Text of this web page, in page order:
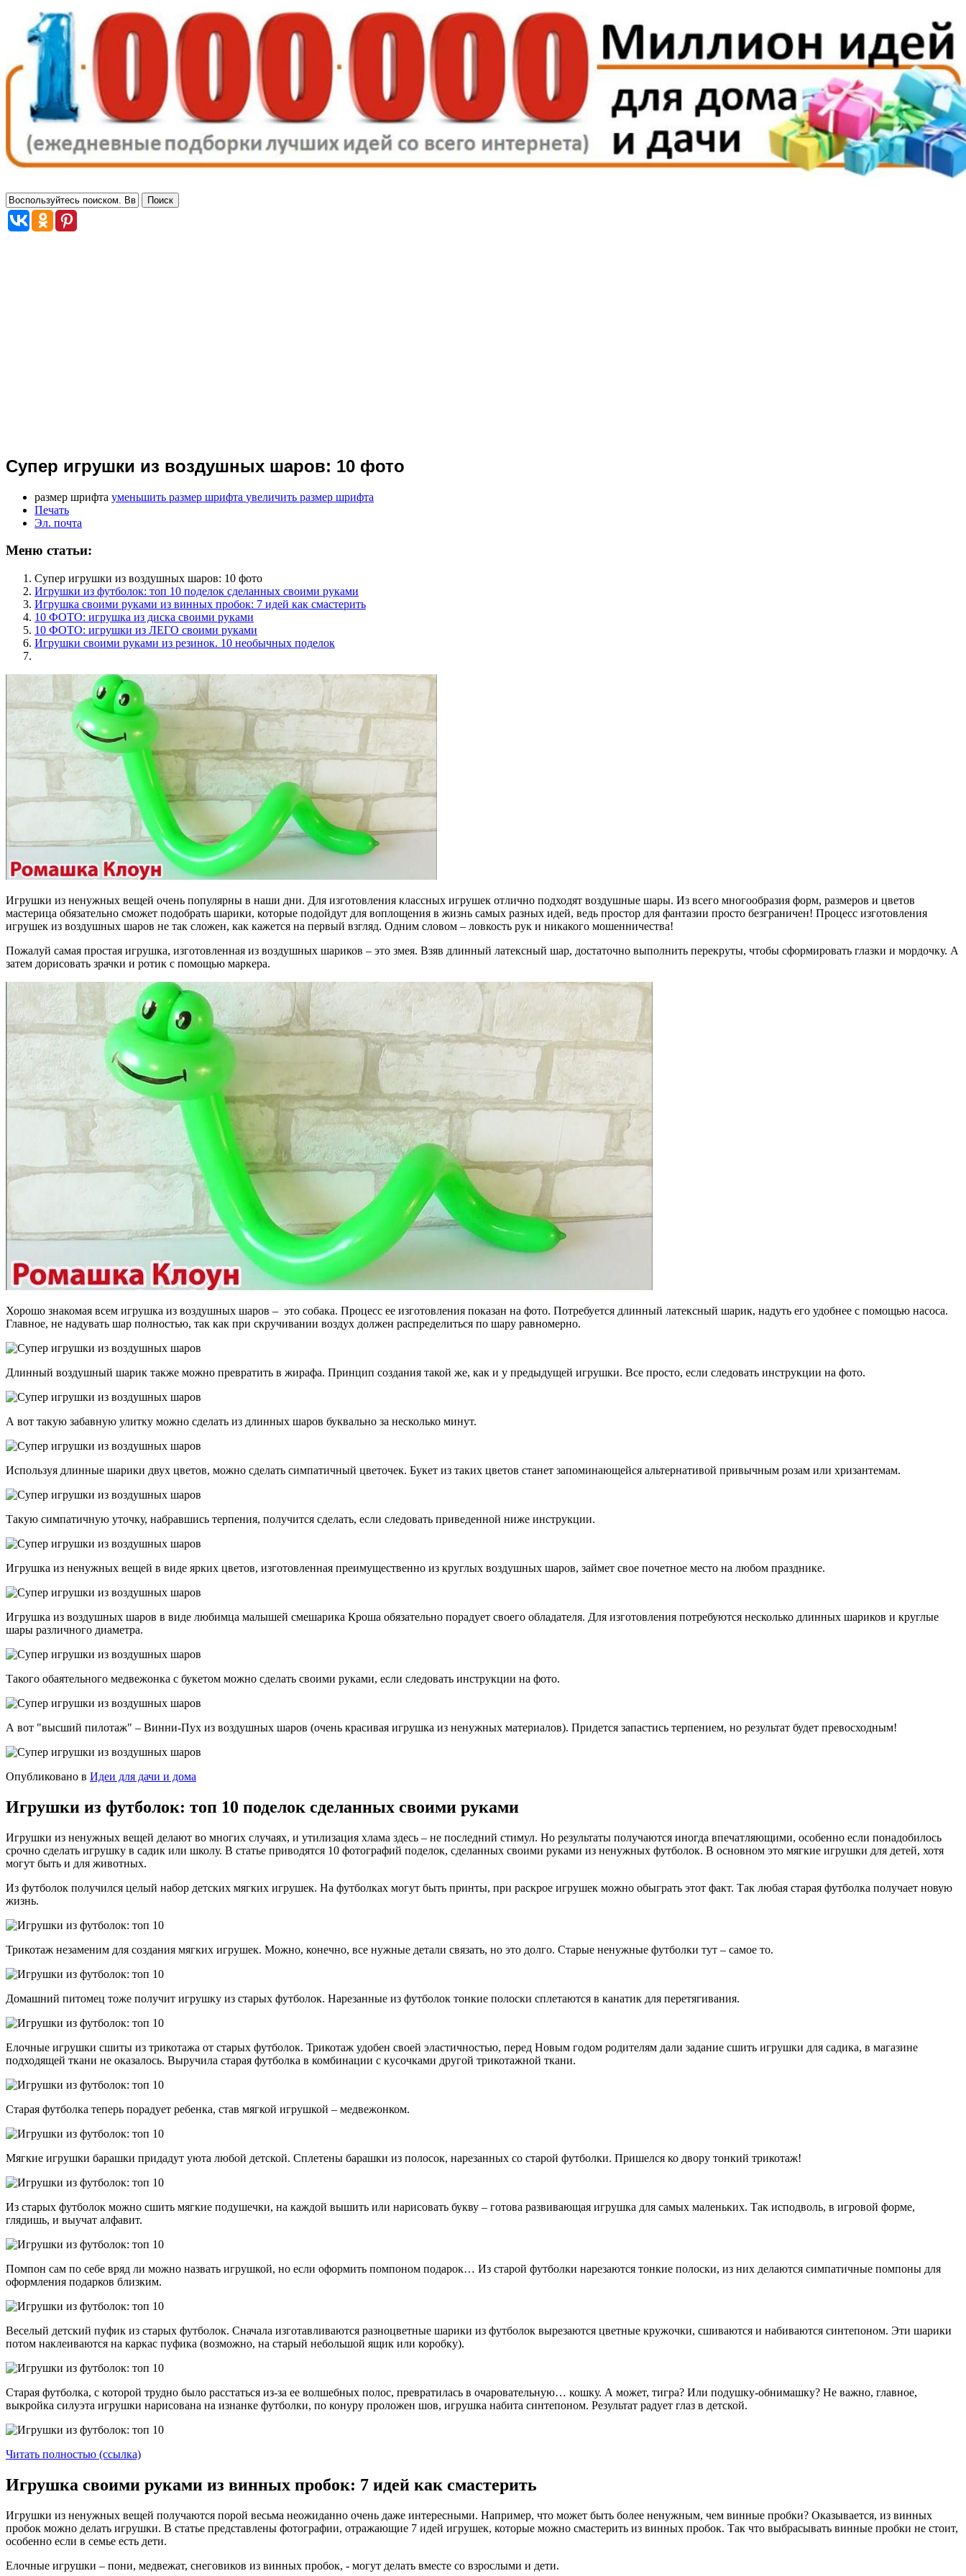
Супер игрушки из воздушных шаров: 10 фото
размер шрифта уменьшить размер шрифта увеличить размер шрифта
Печать
Эл. почта
Меню статьи:
Супер игрушки из воздушных шаров: 10 фото
Игрушки из футболок: топ 10 поделок сделанных своими руками
Игрушка своими руками из винных пробок: 7 идей как смастерить
10 ФОТО: игрушка из диска своими руками
10 ФОТО: игрушки из ЛЕГО своими руками
Игрушки своими руками из резинок. 10 необычных поделок
Игрушки из ненужных вещей очень популярны в наши дни. Для изготовления классных игрушек отлично подходят воздушные шары. Из всего многообразия форм, размеров и цветов
мастерица обязательно сможет подобрать шарики, которые подойдут для воплощения в жизнь самых разных идей, ведь простор для фантазии просто безграничен! Процесс изготовления
игрушек из воздушных шаров не так сложен, как кажется на первый взгляд. Одним словом – ловкость рук и никакого мошенничества!
Пожалуй самая простая игрушка, изготовленная из воздушных шариков – это змея. Взяв длинный латексный шар, достаточно выполнить перекруты, чтобы сформировать глазки и мордочку. А
затем дорисовать зрачки и ротик с помощью маркера.
Хорошо знакомая всем игрушка из воздушных шаров – это собака. Процесс ее изготовления показан на фото. Потребуется длинный латексный шарик, надуть его удобнее с помощью насоса.
Главное, не надувать шар полностью, так как при скручивании воздух должен распределиться по шару равномерно.
Длинный воздушный шарик также можно превратить в жирафа. Принцип создания такой же, как и у предыдущей игрушки. Все просто, если следовать инструкции на фото.
А вот такую забавную улитку можно сделать из длинных шаров буквально за несколько минут.
Используя длинные шарики двух цветов, можно сделать симпатичный цветочек. Букет из таких цветов станет запоминающейся альтернативой привычным розам или хризантемам.
Такую симпатичную уточку, набравшись терпения, получится сделать, если следовать приведенной ниже инструкции.
Игрушка из ненужных вещей в виде ярких цветов, изготовленная преимущественно из круглых воздушных шаров, займет свое почетное место на любом празднике.
Игрушка из воздушных шаров в виде любимца малышей смешарика Кроша обязательно порадует своего обладателя. Для изготовления потребуются несколько длинных шариков и круглые
шары различного диаметра.
Такого обаятельного медвежонка с букетом можно сделать своими руками, если следовать инструкции на фото.
А вот "высший пилотаж" – Винни-Пух из воздушных шаров (очень красивая игрушка из ненужных материалов). Придется запастись терпением, но результат будет превосходным!
Опубликовано в Идеи для дачи и дома
Игрушки из футболок: топ 10 поделок сделанных своими руками
Игрушки из ненужных вещей делают во многих случаях, и утилизация хлама здесь – не последний стимул. Но результаты получаются иногда впечатляющими, особенно если понадобилось
срочно сделать игрушку в садик или школу. В статье приводятся 10 фотографий поделок, сделанных своими руками из ненужных футболок. В основном это мягкие игрушки для детей, хотя
могут быть и для животных.
Из футболок получился целый набор детских мягких игрушек. На футболках могут быть принты, при раскрое игрушек можно обыграть этот факт. Так любая старая футболка получает новую
жизнь.
Трикотаж незаменим для создания мягких игрушек. Можно, конечно, все нужные детали связать, но это долго. Старые ненужные футболки тут – самое то.
Домашний питомец тоже получит игрушку из старых футболок. Нарезанные из футболок тонкие полоски сплетаются в канатик для перетягивания.
Елочные игрушки сшиты из трикотажа от старых футболок. Трикотаж удобен своей эластичностью, перед Новым годом родителям дали задание сшить игрушки для садика, в магазине
подходящей ткани не оказалось. Выручила старая футболка в комбинации с кусочками другой трикотажной ткани.
Старая футболка теперь порадует ребенка, став мягкой игрушкой – медвежонком.
Мягкие игрушки барашки придадут уюта любой детской. Сплетены барашки из полосок, нарезанных со старой футболки. Пришелся ко двору тонкий трикотаж!
Из старых футболок можно сшить мягкие подушечки, на каждой вышить или нарисовать букву – готова развивающая игрушка для самых маленьких. Так исподволь, в игровой форме,
глядишь, и выучат алфавит.
Помпон сам по себе вряд ли можно назвать игрушкой, но если оформить помпоном подарок… Из старой футболки нарезаются тонкие полоски, из них делаются симпатичные помпоны для
оформления подарков близким.
Веселый детский пуфик из старых футболок. Сначала изготавливаются разноцветные шарики из футболок вырезаются цветные кружочки, сшиваются и набиваются синтепоном. Эти шарики
потом наклеиваются на каркас пуфика (возможно, на старый небольшой ящик или коробку).
Старая футболка, с которой трудно было расстаться из-за ее волшебных полос, превратилась в очаровательную… кошку. А может, тигра? Или подушку-обнимашку? Не важно, главное,
выкройка силуэта игрушки нарисована на изнанке футболки, по конуру проложен шов, игрушка набита синтепоном. Результат радует глаз в детской.
Читать полностью (ссылка)
Игрушка своими руками из винных пробок: 7 идей как смастерить
Игрушки из ненужных вещей получаются порой весьма неожиданно очень даже интересными. Например, что может быть более ненужным, чем винные пробки? Оказывается, из винных
пробок можно делать игрушки. В статье представлены фотографии, отражающие 7 идей игрушек, которые можно смастерить из винных пробок. Так что выбрасывать винные пробки не стоит,
особенно если в семье есть дети.
Елочные игрушки – пони, медвежат, снеговиков из винных пробок, - могут делать вместе со взрослыми и дети.